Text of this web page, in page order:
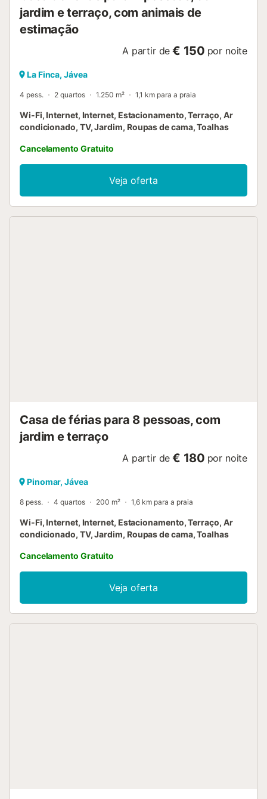
jardim e terraço, com animais de
estimação
A partir de € 150 por noite
La Finca, Jávea
4 pess. 2 quartos 1.250 m² 1,1 km para a praia
Wi-Fi, Internet, Internet, Estacionamento, Terraço, Ar
condicionado, TV, Jardim, Roupas de cama, Toalhas
Cancelamento Gratuito
Veja oferta
Casa de férias para 8 pessoas, com
jardim e terraço
A partir de € 180 por noite
Pinomar, Jávea
8 pess. 4 quartos 200 m² 1,6 km para a praia
Wi-Fi, Internet, Internet, Estacionamento, Terraço, Ar
condicionado, TV, Jardim, Roupas de cama, Toalhas
Cancelamento Gratuito
Veja oferta